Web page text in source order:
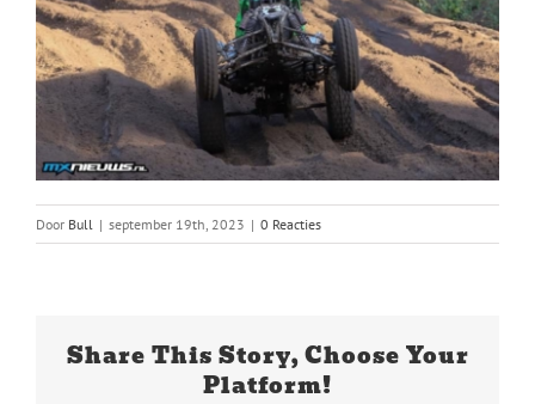
Door Bull | september 19th, 2023 | 0 Reacties
Share This Story, Choose Your
Platform!